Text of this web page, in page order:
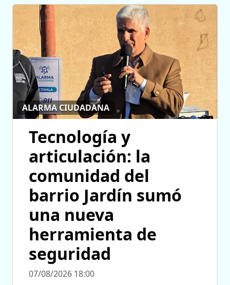
ALARMA CIUDADANA
Tecnología y
articulación: la
comunidad del
barrio Jardín sumó
una nueva
herramienta de
seguridad
07/08/2026 18:00